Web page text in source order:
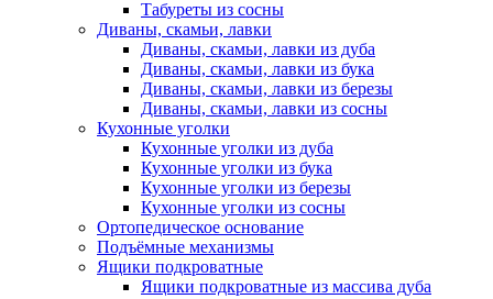
Табуреты из сосны
Диваны, скамьи, лавки
Диваны, скамьи, лавки из дуба
Диваны, скамьи, лавки из бука
Диваны, скамьи, лавки из березы
Диваны, скамьи, лавки из сосны
Кухонные уголки
Кухонные уголки из дуба
Кухонные уголки из бука
Кухонные уголки из березы
Кухонные уголки из сосны
Ортопедическое основание
Подъёмные механизмы
Ящики подкроватные
Ящики подкроватные из массива дуба